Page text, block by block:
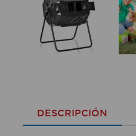
DESCRIPCIÓN